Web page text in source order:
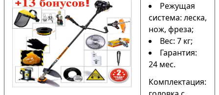
Режущая
система: леска,
нож, фреза;
Вес: 7 кг;
Гарантия:
24 мес.
Комплектация: